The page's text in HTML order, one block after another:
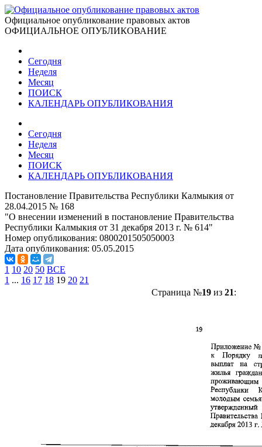
Официальное опубликование правовых актов
ОФИЦИАЛЬНОЕ ОПУБЛИКОВАНИЕ
Сегодня
Неделя
Месяц
ПОИСК
КАЛЕНДАРЬ ОПУБЛИКОВАНИЯ
Сегодня
Неделя
Месяц
ПОИСК
КАЛЕНДАРЬ ОПУБЛИКОВАНИЯ
Постановление Правительства Республики Калмыкия от
28.04.2015 № 168
"О внесении изменений в постановление Правительства
Республики Калмыкия от 31 декабря 2013 г. № 614"
Номер опубликования: 0800201505050003
Дата опубликования: 05.05.2015
1 10 20 50 ВСЕ
1 ... 16 17 18 19 20 21
Страница №19из 21: